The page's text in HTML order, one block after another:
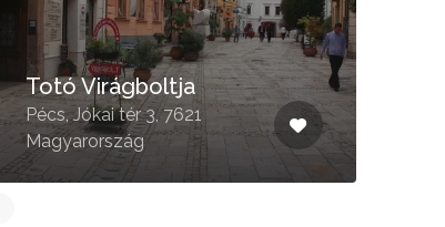
Totó Virágboltja
Pécs, Jókai tér 3, 7621
Magyarország